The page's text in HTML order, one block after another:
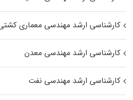
کارشناسی ارشد مهندسی معماری
کارشناسی ارشد مهندسی معدن
کارشناسی ارشد مهندسی نفت